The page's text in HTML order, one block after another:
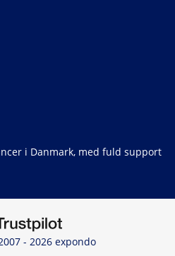
i Danmark, med fuld support
- 2026 expondo